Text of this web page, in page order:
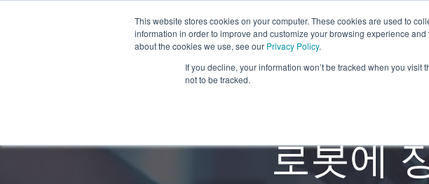
This website stores cookies on your computer. These cookies are used to
information in order to improve and customize your browsing experience
about the cookies we use, see our Privacy Policy.
If you decline, your information won’t be tracked when you
not to be tracked.
로봇에